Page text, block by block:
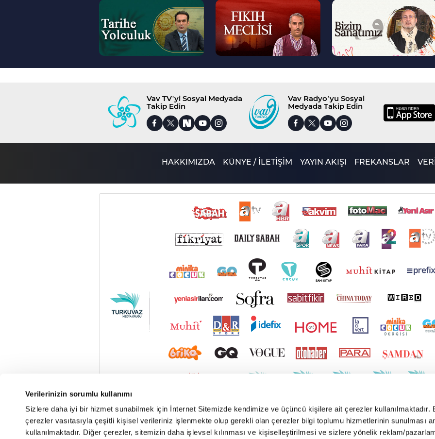
Verilerinizin sorumlu kullanımı
Sizlere daha iyi bir hizmet sunabilmek için İnternet Sitemizde kendimize ve üçüncü kişilere ait çerezler kullanılmaktadır.
çerezler vasıtasıyla çeşitli kişisel verileriniz işlenmekte olup gerekli olan çerezler bilgi toplumu hizmetlerinin sunulması
kullanılmaktadır. Diğer çerezler, sitemizin daha işlevsel kılınması ve kişiselleştirilmesi ve sizlere yönelik reklam/
--
>
--
>
--
>
Vav TV’yi Sosyal Medyada
Takip Edin
Vav Radyo’yu Sosyal
Medyada Takip Edin
HAKKIMIZDA KÜNYE / İLETİŞİM YAYIN AKIŞI FREKANSLAR